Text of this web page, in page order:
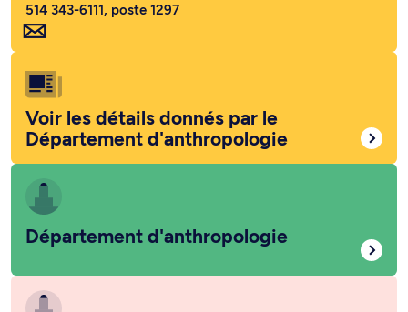
514 343-6111, poste 1297
Voir les détails donnés par le
Département d'anthropologie
Département d'anthropologie